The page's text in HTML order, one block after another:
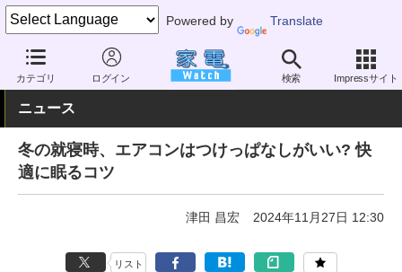
Powered by Translate
カテゴリ ログイン 検索 Impressサイト
家電 Watch 空調家電 エアコン
ニュース
冬の就寝時、エアコンはつけっぱなしがいい? 快
適に眠るコツ
津田 昌宏 2024年11月27日 12:30
リスト